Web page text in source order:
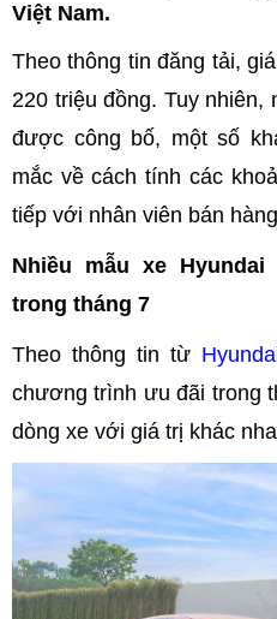
Việt Nam.
Theo thông tin đăng tải,
220 triệu đồng. Tuy
được công bố, một số
mắc về cách tính các
tiếp với nhân viên bán
Nhiều mẫu xe
trong tháng 7
Theo thông tin từ
chương trình ưu đãi trong
dòng xe với giá trị khác